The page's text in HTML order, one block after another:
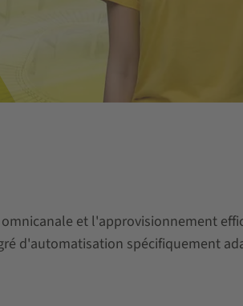
et l'approvisionnement
d'automatisation spécifiquement